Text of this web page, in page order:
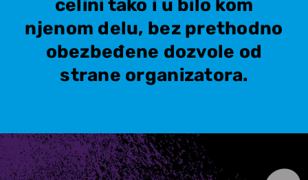
celini tako i u bilo kom
njenom delu, bez prethodno
obezbeđene dozvole od
strane organizatora.